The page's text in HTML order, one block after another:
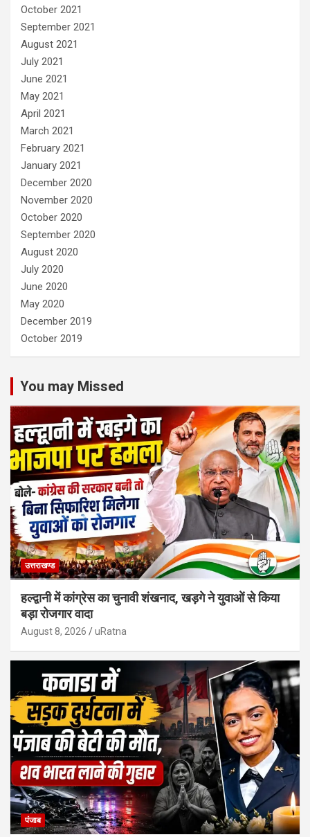
October 2021
September 2021
August 2021
July 2021
June 2021
May 2021
April 2021
March 2021
February 2021
January 2021
December 2020
November 2020
October 2020
September 2020
August 2020
July 2020
June 2020
May 2020
December 2019
October 2019
You may Missed
उत्तराखण्ड
हल्द्वानी में कांग्रेस का चुनावी शंखनाद, खड़गे ने युवाओं से किया
बड़ा रोजगार वादा
August 8, 2026 uRatna
पंजाब